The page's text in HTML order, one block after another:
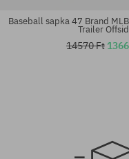
Baseball sapka 47 Brand
Trailer
14570 Ft